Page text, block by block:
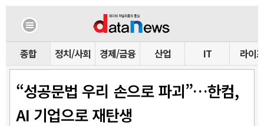
종합 정치/사회 경제/금융 산업 IT 라이프
“성공문법 우리 손으로 파괴”…한컴,
AI 기업으로 재탄생